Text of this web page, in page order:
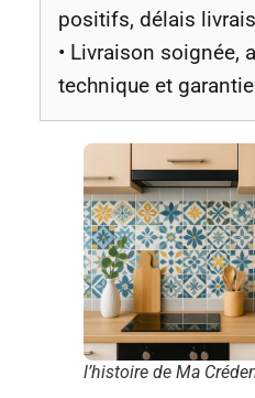
positifs, délais
• Livraison soignée,
technique et
l’histoire de Ma